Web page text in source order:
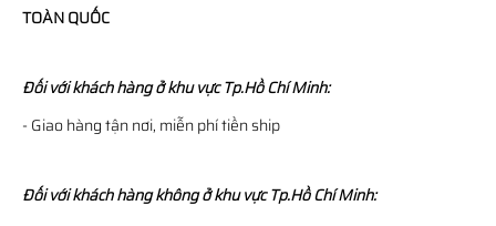
TOÀN QUỐC
Đối với khách hàng ở khu vực Tp.Hồ Chí Minh:
- Giao hàng tận nơi, miễn phí tiền ship
Đối với khách hàng không ở khu vực Tp.Hồ Chí Minh: